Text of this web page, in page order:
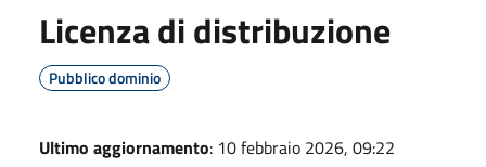
Licenza di distribuzione
Pubblico dominio
Ultimo aggiornamento: 10 febbraio 2026, 09:22